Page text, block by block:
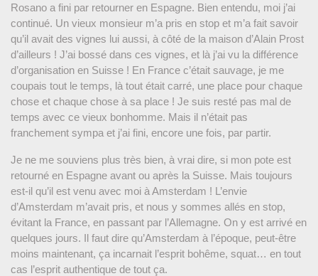
Rosano a fini par retourner en Espagne. Bien entendu, moi j’ai
continué. Un vieux monsieur m’a pris en stop et m’a fait savoir
qu’il avait des vignes lui aussi, à côté de la maison d’Alain Prost
d’ailleurs ! J’ai bossé dans ces vignes, et là j’ai vu la différence
d’organisation en Suisse ! En France c’était sauvage, je me
coupais tout le temps, là tout était carré, une place pour chaque
chose et chaque chose à sa place ! Je suis resté pas mal de
temps avec ce vieux bonhomme. Mais il n’était pas
franchement sympa et j’ai fini, encore une fois, par partir.
Je ne me souviens plus très bien, à vrai dire, si mon pote est
retourné en Espagne avant ou après la Suisse. Mais toujours
est-il qu’il est venu avec moi à Amsterdam ! L’envie
d’Amsterdam m’avait pris, et nous y sommes allés en stop,
évitant la France, en passant par l’Allemagne. On y est arrivé en
quelques jours. Il faut dire qu’Amsterdam à l’époque, peut-être
moins maintenant, ça incarnait l’esprit bohême, squat… en tout
cas l’esprit authentique de tout ça.